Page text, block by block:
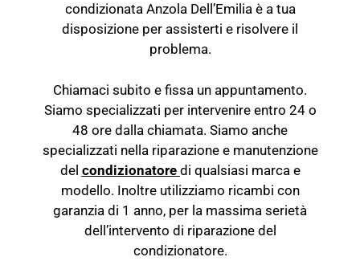
condizionata Anzola Dell’Emilia è a tua
disposizione per assisterti e risolvere il
problema.
Chiamaci subito e fissa un appuntamento.
Siamo specializzati per intervenire entro 24 o
48 ore dalla chiamata. Siamo anche
specializzati nella riparazione e manutenzione
del condizionatore di qualsiasi marca e
modello. Inoltre utilizziamo ricambi con
garanzia di 1 anno, per la massima serietà
dell’intervento di riparazione del
condizionatore.